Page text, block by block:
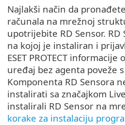
Najlakši način da
računala na mrežnoj
upotrijebite RD Sensor.
na kojoj je instaliran i
ESET PROTECT
uređaj bez agenta poveže
Komponenta RD Sensora
instalirati sa značajkom
instalirali RD Sensor na
korake za instalaciju